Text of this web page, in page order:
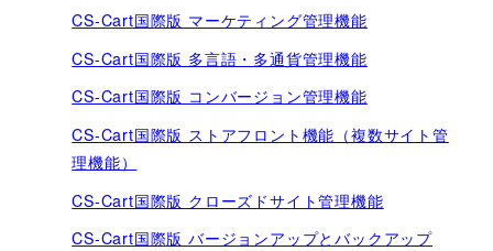
CS-Cart国際版 マーケティング管理機能
CS-Cart国際版 多言語・多通貨管理機能
CS-Cart国際版 コンバージョン管理機能
CS-Cart国際版 ストアフロント機能（複数サイト管
理機能）
CS-Cart国際版 クローズドサイト管理機能
CS-Cart国際版 バージョンアップとバックアップ